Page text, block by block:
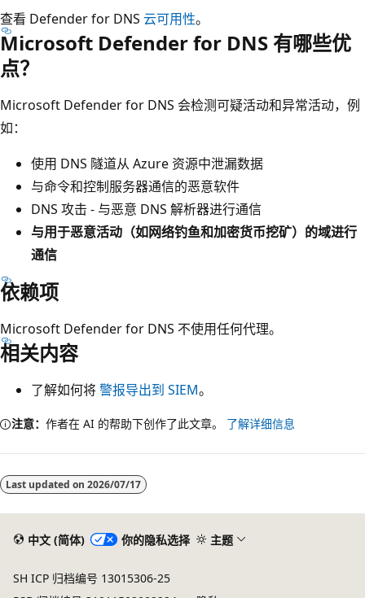
查看 Defender for DNS 云可用性。
Microsoft Defender for DNS 有哪些优
点？
Microsoft Defender for DNS 会检测可疑活动和异常活动，例
如：
使用 DNS 隧道从 Azure 资源中泄漏数据
与命令和控制服务器通信的恶意软件
DNS 攻击 - 与恶意 DNS 解析器进行通信
与用于恶意活动（如网络钓鱼和加密货币挖矿）的域进行
通信
依赖项
Microsoft Defender for DNS 不使用任何代理。
相关内容
了解如何将警报导出到 SIEM。
注意： 作者在 AI 的帮助下创作了此文章。 了解详细信息
模
式
Last updated on 2026/07/17
中文 (简体) 你的隐私选择 主题
SH ICP 归档编号 13015306-25